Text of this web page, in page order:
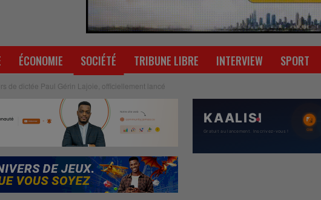
ÉCONOMIE SOCIÉTÉ TRIBUNE LIBRE INTERVIEW SPORT
de dictée Paul Gérin Lajoie, officiellement lancé